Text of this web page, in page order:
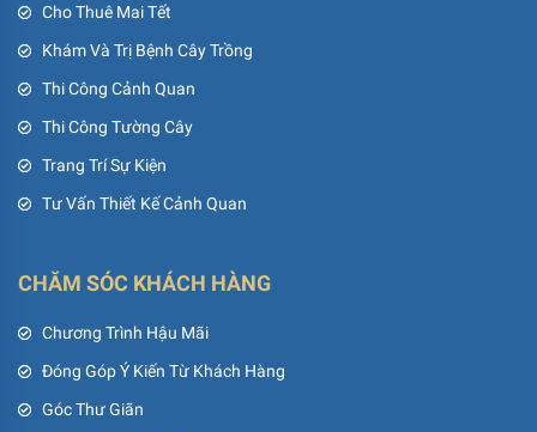
Cho Thuê Mai Tết
Khám Và Trị Bệnh Cây Trồng
Thi Công Cảnh Quan
Thi Công Tường Cây
Trang Trí Sự Kiện
Tư Vấn Thiết Kế Cảnh Quan
CHĂM SÓC KHÁCH HÀNG
Chương Trình Hậu Mãi
Đóng Góp Ý Kiến Từ Khách Hàng
Góc Thư Giãn